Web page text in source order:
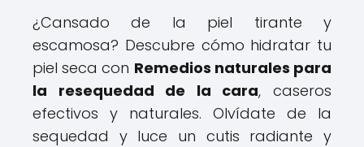
¿Cansado de la piel tirante y
escamosa? Descubre cómo hidratar tu
piel seca con Remedios naturales para
la resequedad de la cara, caseros
efectivos y naturales. Olvídate de la
sequedad y luce un cutis radiante y